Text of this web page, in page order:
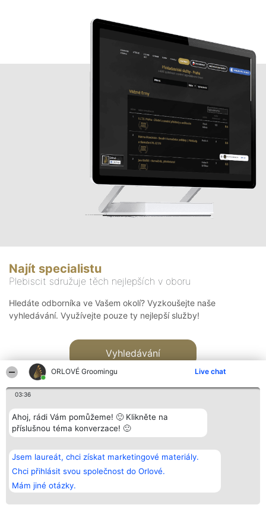
ORLOVÉ Groomingu Live chat
03:36
Ahoj, rádi Vám pomůžeme! 🙂 Klikněte na
příslušnou téma konverzace! 🙂
Jsem laureát, chci získat marketingové materiály.
Chci přihlásit svou společnost do Orlové.
Mám jiné otázky.
Najít specialistu
Plebiscit sdružuje těch nejlepších v oboru
Hledáte odborníka ve Vašem okolí? Vyzkoušejte naše
vyhledávání. Využívejte pouze ty nejlepší služby!
Vyhledávání
Bright Side Solutions sp. z o.
o. sp. k.
ul. Ruska 22
Wrocław 50-079
KRS 0000749100 | Regon
381313360 | NIP 8943132676
Vítězové
Seznam všech
laureátů
Zásady
Zásady
Kontakt